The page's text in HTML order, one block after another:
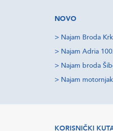
NOVO
> Najam Broda Krk
> Najam Adria
> Najam broda
> Najam
KORISNIČKI